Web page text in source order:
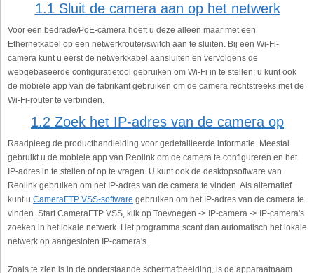
1.1 Sluit de camera aan op het netwerk
Voor een bedrade/PoE-camera hoeft u deze alleen maar met een
Ethernetkabel op een netwerkrouter/switch aan te sluiten. Bij een Wi-Fi-
camera kunt u eerst de netwerkkabel aansluiten en vervolgens de
webgebaseerde configuratietool gebruiken om Wi-Fi in te stellen; u kunt ook
de mobiele app van de fabrikant gebruiken om de camera rechtstreeks met de
Wi-Fi-router te verbinden.
1.2 Zoek het IP-adres van de camera op
Raadpleeg de producthandleiding voor gedetailleerde informatie. Meestal
gebruikt u de mobiele app van Reolink om de camera te configureren en het
IP-adres in te stellen of op te vragen. U kunt ook de desktopsoftware van
Reolink gebruiken om het IP-adres van de camera te vinden. Als alternatief
kunt u CameraFTP VSS-software gebruiken om het IP-adres van de camera te
vinden. Start CameraFTP VSS, klik op Toevoegen -> IP-camera -> IP-camera's
zoeken in het lokale netwerk. Het programma scant dan automatisch het lokale
netwerk op aangesloten IP-camera's.
Zoals te zien is in de onderstaande schermafbeelding, is de apparaatnaam